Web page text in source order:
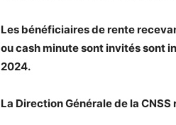
Les bénéficiaires de rente
ou cash minute sont invités sont
2024.
La Direction Générale de la